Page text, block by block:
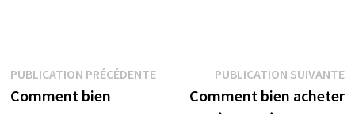
Navigation
de
PUBLICATION PRÉCÉDENTEPublication
précédente :
Comment bien
PUBLICATION SUIVANTE
Comment bien acheter